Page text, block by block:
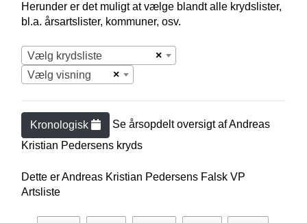
Herunder er det muligt at vælge blandt alle krydslister,
bl.a. årsartslister, kommuner, osv.
×
Vælg krydsliste
×
Vælg visning
Kronologisk Se årsopdelt oversigt afAndreas
Kristian Pedersens kryds
Dette er Andreas Kristian Pedersens Falsk VP
Artsliste